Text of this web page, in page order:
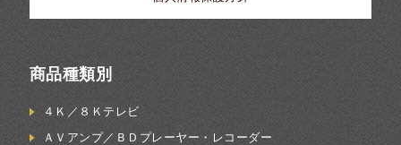
商品種類別
４Ｋ／８Ｋテレビ
ＡＶアンプ／ＢＤプレーヤー・レコーダー